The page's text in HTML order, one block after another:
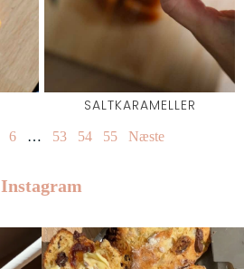
SALTKARAMELLER
6 … 53 54 55 Næste
Instagram